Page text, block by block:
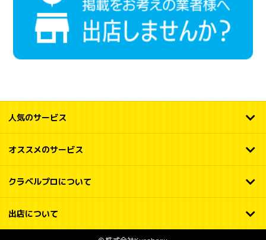
人気のサービス
オススメのサービス
クラベルプロについて
出店について